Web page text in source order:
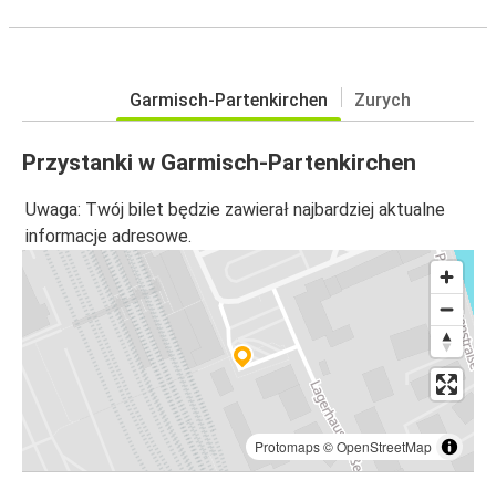
Garmisch-Partenkirchen Zurych
Przystanki w Garmisch-Partenkirchen
Uwaga: Twój bilet będzie zawierał najbardziej aktualne
informacje adresowe.
Protomaps©OpenStreetMap